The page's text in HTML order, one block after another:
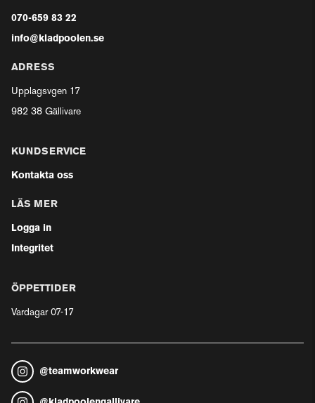
070-659 83 22
info@kladpoolen.se
ADRESS
Upplagsvgen 17
982 38 Gällivare
KUNDSERVICE
Kontakta oss
LÄS MER
Logga in
Integritet
ÖPPETTIDER
Vardagar 07-17
@teamworkwear